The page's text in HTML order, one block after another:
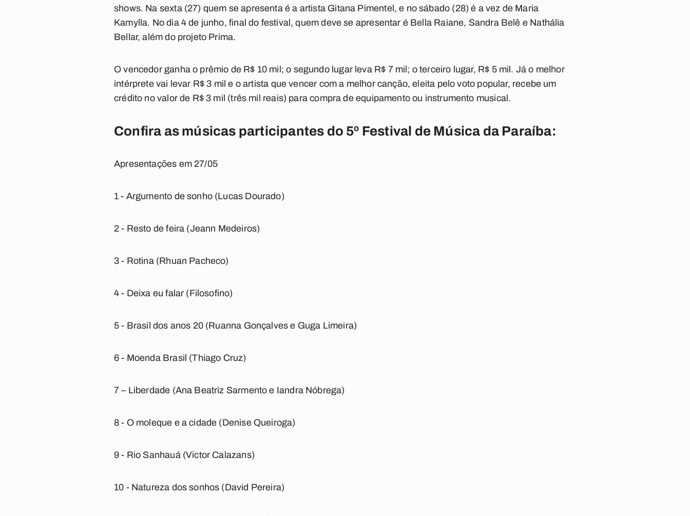
shows. Na sexta (27) quem se apresenta é a artista Gitana Pimentel, e no sábado (28) é a vez de Maria
Kamylla. No dia 4 de junho, final do festival, quem deve se apresentar é Bella Raiane, Sandra Belê e Nathália
Bellar, além do projeto Prima.
O vencedor ganha o prêmio de R$ 10 mil; o segundo lugar leva R$ 7 mil; o terceiro lugar, R$ 5 mil. Já o melhor
intérprete vai levar R$ 3 mil e o artista que vencer com a melhor canção, eleita pelo voto popular, recebe um
crédito no valor de R$ 3 mil (três mil reais) para compra de equipamento ou instrumento musical.
Confira as músicas participantes do 5º Festival de Música da Paraíba:
Apresentações em 27/05
1 - Argumento de sonho (Lucas Dourado)
2 - Resto de feira (Jeann Medeiros)
3 - Rotina (Rhuan Pacheco)
4 - Deixa eu falar (Filosofino)
5 - Brasil dos anos 20 (Ruanna Gonçalves e Guga Limeira)
6 - Moenda Brasil (Thiago Cruz)
7 – Liberdade (Ana Beatriz Sarmento e Iandra Nóbrega)
8 - O moleque e a cidade (Denise Queiroga)
9 - Rio Sanhauá (Victor Calazans)
10 - Natureza dos sonhos (David Pereira)